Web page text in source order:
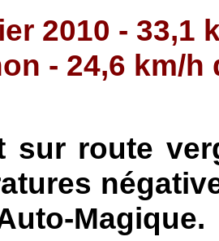
2010 - 33,1
- 24,6 km/h
sur route
Magique.